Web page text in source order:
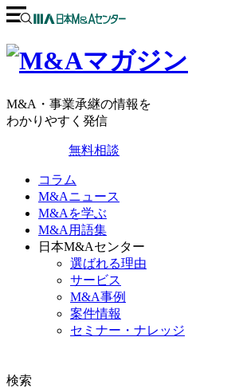
M&A・事業承継の情報を
わかりやすく発信
無料相談
コラム
M&Aニュース
M&Aを学ぶ
M&A用語集
日本M&Aセンター
選ばれる理由
サービス
M&A事例
案件情報
セミナー・ナレッジ
検索